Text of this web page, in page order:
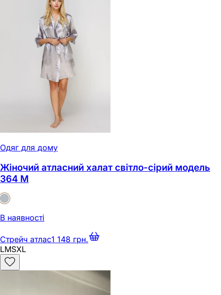
Одяг для дому
Жіночий атласний халат світло-сірий модель
364 M
В наявності
Стрейч атлас1 148 грн.
LMSXL